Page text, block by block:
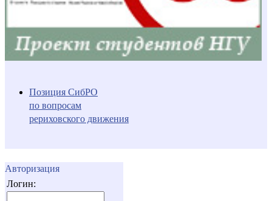
Позиция СибРО
по вопросам
рериховского движения
Авторизация
Логин: